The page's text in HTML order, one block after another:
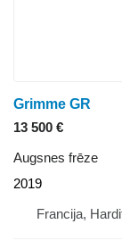
Grimme GR
13 500 €
Augsnes frēze
2019
Francija,